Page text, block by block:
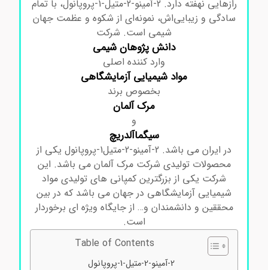
رازهایی نهفته دارد. 2-آمینو-2-متیل-1-پروپانول، با تمام
سادگی و زیبایی‌اش، نمونه‌ای از شکوه و عظمت جهان
شیمی است.شرکت
دانش پژوهان شیمی
وارد کننده اصلی
موادشیمیایی آزمایشگاهی
بخصوص برند
مرکآلمان
سیگماآلدریچ
در ایران می باشد. 2-آمینو-2-متیل1-پروپانول
یکی از
محصولات تولیدی شرکت مرک آلمان می باشد. این
شرکت یکی از بزرگترین کمپانی های تولیدی مواد
شیمیایی آزمایشگاهی در جهان می باشد که در بین
محققین و دانشمندان و… از جایگاه ویژه ای برخوردار
است.
Table of Contents